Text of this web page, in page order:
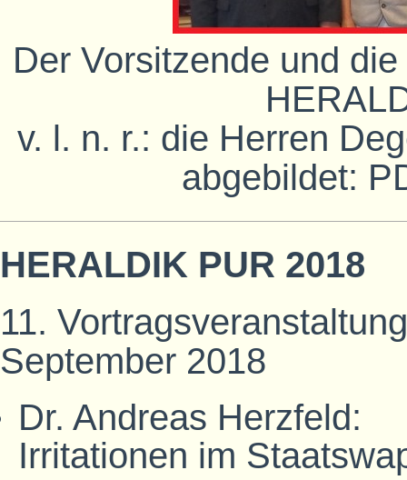
Der Vorsitzende und
v. l. n. r.: die Herren
abgebildet:
HERALDIK PUR 2018
11.
September 2018
Dr. Andreas Herzfeld:
Irritationen im